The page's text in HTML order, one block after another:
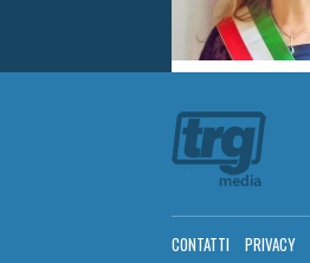
CONTATTI PRIVACY